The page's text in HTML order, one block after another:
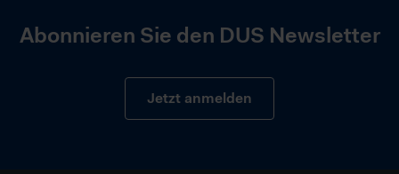
Abonnieren Sie den DUS Newsletter
Jetzt anmelden